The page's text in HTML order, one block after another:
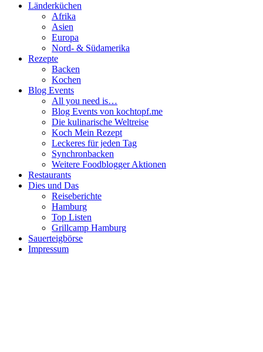
Länderküchen
Afrika
Asien
Europa
Nord- & Südamerika
Rezepte
Backen
Kochen
Blog Events
All you need is…
Blog Events von kochtopf.me
Die kulinarische Weltreise
Koch Mein Rezept
Leckeres für jeden Tag
Synchronbacken
Weitere Foodblogger Aktionen
Restaurants
Dies und Das
Reiseberichte
Hamburg
Top Listen
Grillcamp Hamburg
Sauerteigbörse
Impressum